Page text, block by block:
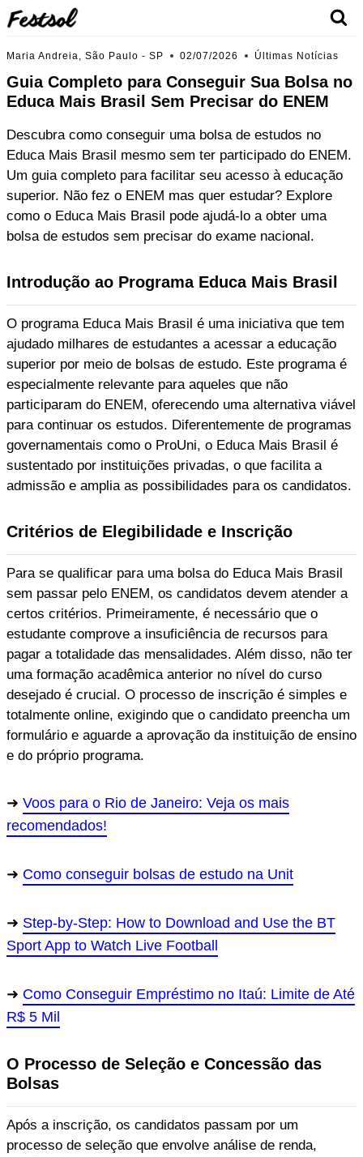
Skip
to
content
Maria Andreia, São Paulo - SP 02/07/2026 Últimas Notícias
Guia Completo para Conseguir Sua Bolsa no
Educa Mais Brasil Sem Precisar do ENEM
Descubra como conseguir uma bolsa de estudos no
Educa Mais Brasil mesmo sem ter participado do ENEM.
Um guia completo para facilitar seu acesso à educação
superior. Não fez o ENEM mas quer estudar? Explore
como o Educa Mais Brasil pode ajudá-lo a obter uma
bolsa de estudos sem precisar do exame nacional.
Introdução ao Programa Educa Mais Brasil
O programa Educa Mais Brasil é uma iniciativa que tem
ajudado milhares de estudantes a acessar a educação
superior por meio de bolsas de estudo. Este programa é
especialmente relevante para aqueles que não
participaram do ENEM, oferecendo uma alternativa viável
para continuar os estudos. Diferentemente de programas
governamentais como o ProUni, o Educa Mais Brasil é
sustentado por instituições privadas, o que facilita a
admissão e amplia as possibilidades para os candidatos.
Critérios de Elegibilidade e Inscrição
Para se qualificar para uma bolsa do Educa Mais Brasil
sem passar pelo ENEM, os candidatos devem atender a
certos critérios. Primeiramente, é necessário que o
estudante comprove a insuficiência de recursos para
pagar a totalidade das mensalidades. Além disso, não ter
uma formação acadêmica anterior no nível do curso
desejado é crucial. O processo de inscrição é simples e
totalmente online, exigindo que o candidato preencha um
formulário e aguarde a aprovação da instituição de ensino
e do próprio programa.
Voos para o Rio de Janeiro: Veja os mais
recomendados!
Como conseguir bolsas de estudo na Unit
Step-by-Step: How to Download and Use the BT
Sport App to Watch Live Football
Como Conseguir Empréstimo no Itaú: Limite de Até
R$ 5 Mil
O Processo de Seleção e Concessão das
Bolsas
Após a inscrição, os candidatos passam por um
processo de seleção que envolve análise de renda,